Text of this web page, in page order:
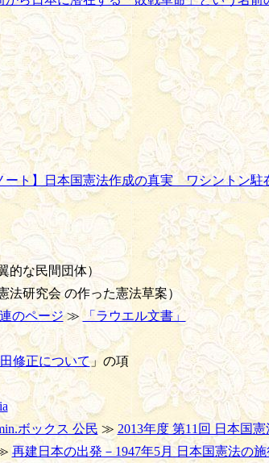
ート】日本国憲法作成の真実 ワシントン駐
な民間団体）
研究会 の作った憲法草案）
のページ≫ 「ラウエル文書」
修正について」の項
ボックス 公民 ≫ 2013年度 第11回 日本国憲
再建日本の出発－1947年5月 日本国憲法の施